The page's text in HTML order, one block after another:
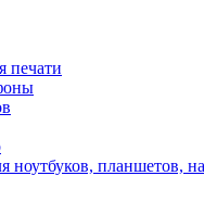
печати
ноутбуков, планшетов,